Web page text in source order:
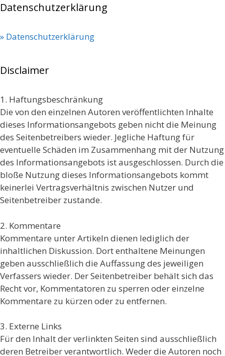
Datenschutzerklärung
» Datenschutzerklärung
Disclaimer
1. Haftungsbeschränkung
Die von den einzelnen Autoren veröffentlichten Inhalte
dieses Informationsangebots geben nicht die Meinung
des Seitenbetreibers wieder. Jegliche Haftung für
eventuelle Schäden im Zusammenhang mit der Nutzung
des Informationsangebots ist ausgeschlossen. Durch die
bloße Nutzung dieses Informationsangebots kommt
keinerlei Vertragsverhältnis zwischen Nutzer und
Seitenbetreiber zustande.
2. Kommentare
Kommentare unter Artikeln dienen lediglich der
inhaltlichen Diskussion. Dort enthaltene Meinungen
geben ausschließlich die Auffassung des jeweiligen
Verfassers wieder. Der Seitenbetreiber behält sich das
Recht vor, Kommentatoren zu sperren oder einzelne
Kommentare zu kürzen oder zu entfernen.
3. Externe Links
Für den Inhalt der verlinkten Seiten sind ausschließlich
deren Betreiber verantwortlich. Weder die Autoren noch